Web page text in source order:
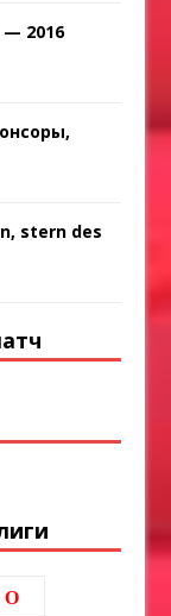
— 2016
stern des
О